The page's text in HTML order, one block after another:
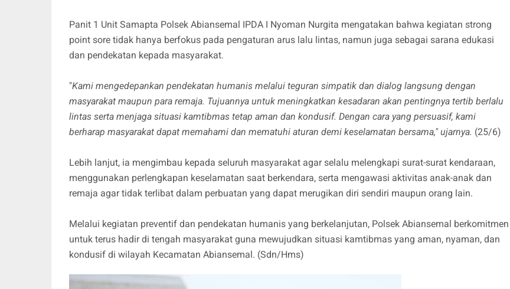
Panit 1 Unit Samapta Polsek Abiansemal IPDA I Nyoman Nurgita mengatakan bahwa kegiatan strong
point sore tidak hanya berfokus pada pengaturan arus lalu lintas, namun juga sebagai sarana edukasi
dan pendekatan kepada masyarakat.
"Kami mengedepankan pendekatan humanis melalui teguran simpatik dan dialog langsung dengan
masyarakat maupun para remaja. Tujuannya untuk meningkatkan kesadaran akan pentingnya tertib berlalu
lintas serta menjaga situasi kamtibmas tetap aman dan kondusif. Dengan cara yang persuasif, kami
berharap masyarakat dapat memahami dan mematuhi aturan demi keselamatan bersama," ujarnya. (25/6)
Lebih lanjut, ia mengimbau kepada seluruh masyarakat agar selalu melengkapi surat-surat kendaraan,
menggunakan perlengkapan keselamatan saat berkendara, serta mengawasi aktivitas anak-anak dan
remaja agar tidak terlibat dalam perbuatan yang dapat merugikan diri sendiri maupun orang lain.
Melalui kegiatan preventif dan pendekatan humanis yang berkelanjutan, Polsek Abiansemal berkomitmen
untuk terus hadir di tengah masyarakat guna mewujudkan situasi kamtibmas yang aman, nyaman, dan
kondusif di wilayah Kecamatan Abiansemal. (Sdn/Hms)